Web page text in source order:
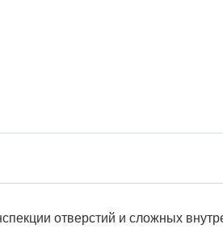
отверстий и сложных